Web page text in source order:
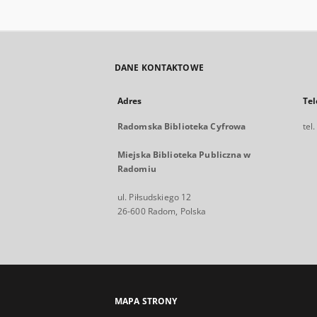
DANE KONTAKTOWE
Adres
Radomska Biblioteka Cyfrowa
Miejska Biblioteka Publiczna w
Radomiu
ul. Piłsudskiego 12
26-600 Radom, Polska
tel.
MAPA STRONY